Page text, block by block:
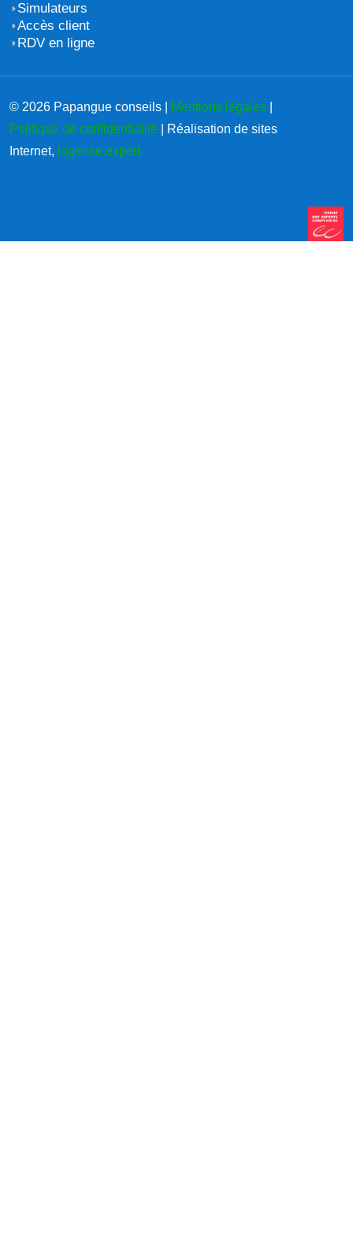
Simulateurs
Accès client
RDV en ligne
© 2026 Papangue conseils | Mentions légales
Politique de confidentialité | Réalisation de sites
Internet, lagence.expert